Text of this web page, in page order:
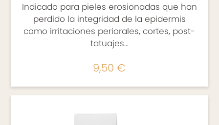
Indicado para pieles erosionadas que han
perdido la integridad de la epidermis
como irritaciones periorales, cortes, post-
tatuajes…
9,50 €